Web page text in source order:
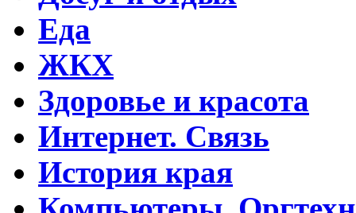
Еда
ЖКХ
Здоровье и красота
Интернет. Связь
История края